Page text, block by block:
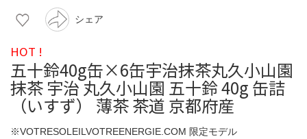
シェア
HOT !
五十鈴40g缶×6缶宇治抹茶丸久小山園
抹茶 宇治 丸久小山園 五十鈴 40g 缶詰
（いすず） 薄茶 茶道 京都府産
※VOTRESOLEILVOTREENERGIE.COM 限定モデル